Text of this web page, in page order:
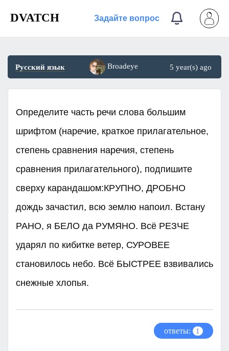
DVATCH Задайте вопрос
Русский язык Broadeye 5 year(s) ago
Определите часть речи слова большим
шрифтом (наречие, краткое прилагательное,
степень сравнения наречия, степень
сравнения прилагательного), подпишите
сверху карандашом:КРУПНО, ДРОБНО
дождь зачастил, всю землю напоил. Встану
РАНО, я БЕЛО да РУМЯНО. Всё РЕЗЧЕ
ударял по кибитке ветер, СУРОВЕЕ
становилось небо. Всё БЫСТРЕЕ взвивались
снежные хлопья.
ответы: 1